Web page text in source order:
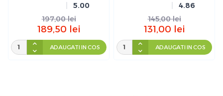
5.00
197,00 lei
189,50 lei
ADAUGATI IN COS
4.86
145,00 lei
131,00 lei
ADAUGATI IN COS